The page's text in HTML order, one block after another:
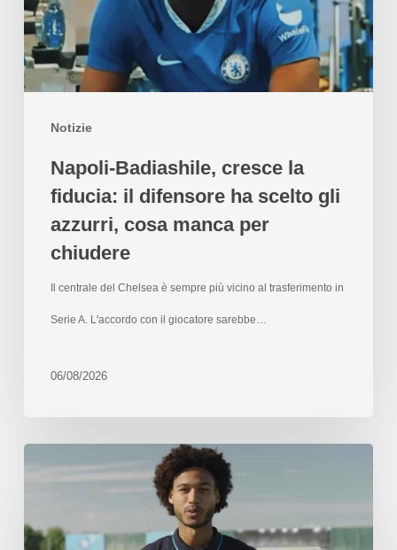
Notizie
Napoli-Badiashile, cresce la
fiducia: il difensore ha scelto gli
azzurri, cosa manca per
chiudere
Il centrale del Chelsea è sempre più vicino al trasferimento in
Serie A. L'accordo con il giocatore sarebbe…
06/08/2026